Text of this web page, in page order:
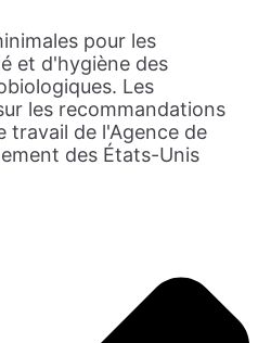
pour les
et d'hygiène des
Les
les recommandations
travail de l'Agence de
des États-Unis